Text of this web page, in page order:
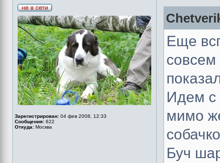
Зарегистрирован: 04 фев 2008, 12:33
Сообщения: 622
Откуда: Москва
Еще
Идем с
мимо
Буч